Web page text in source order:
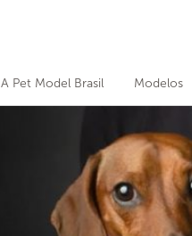
A Pet Model Brasil Modelos